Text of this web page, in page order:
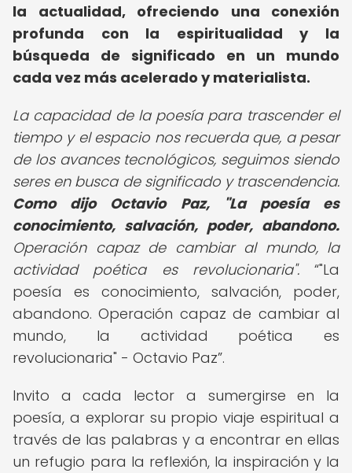
la actualidad, ofreciendo una conexión
profunda con la espiritualidad y la
búsqueda de significado en un mundo
cada vez más acelerado y materialista.
La capacidad de la poesía para trascender el
tiempo y el espacio nos recuerda que, a pesar
de los avances tecnológicos, seguimos siendo
seres en busca de significado y trascendencia.
Como dijo Octavio Paz, "La poesía es
conocimiento, salvación, poder, abandono.
Operación capaz de cambiar al mundo, la
actividad poética es revolucionaria".
"La
poesía es conocimiento, salvación, poder,
abandono. Operación capaz de cambiar al
mundo, la actividad poética es
revolucionaria" - Octavio Paz .
Invito a cada lector a sumergirse en la
poesía, a explorar su propio viaje espiritual a
través de las palabras y a encontrar en ellas
un refugio para la reflexión, la inspiración y la